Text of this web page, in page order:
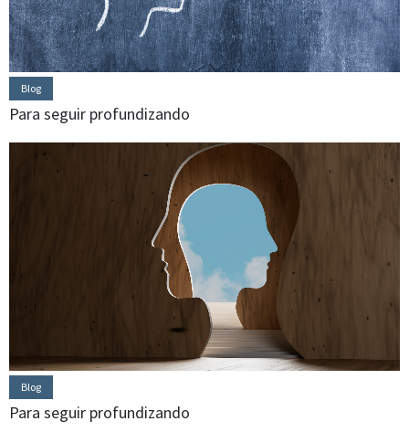
Blog
Para seguir profundizando
Blog
Para seguir profundizando